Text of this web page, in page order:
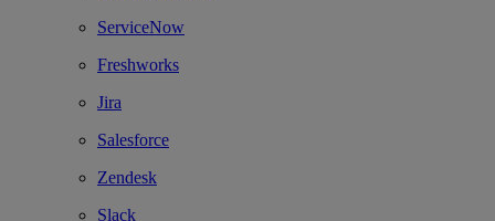
ServiceNow
Freshworks
Jira
Salesforce
Zendesk
Slack